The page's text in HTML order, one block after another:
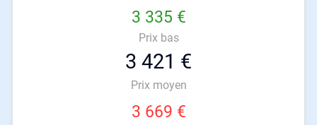
3 335 €
Prix bas
3 421 €
Prix moyen
3 669 €